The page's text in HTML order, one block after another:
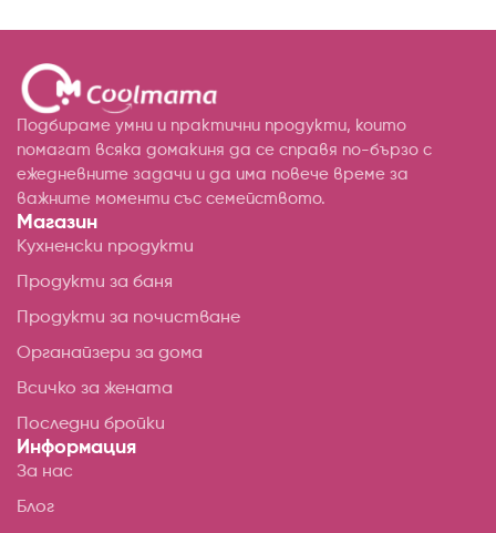
Подбираме умни и практични продукти, които
помагат всяка домакиня да се справя по-бързо с
ежедневните задачи и да има повече време за
важните моменти със семейството.
Магазин
Кухненски продукти
Продукти за баня
Продукти за почистване
Органайзери за дома
Всичко за жената
Последни бройки
Информация
За нас
Блог